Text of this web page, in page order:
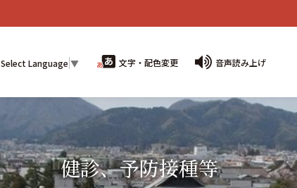
Select Language▼ 文字・配色変更 音声読み上げ
健診、予防接種等